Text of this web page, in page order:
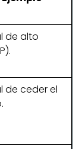
de alto
de ceder el